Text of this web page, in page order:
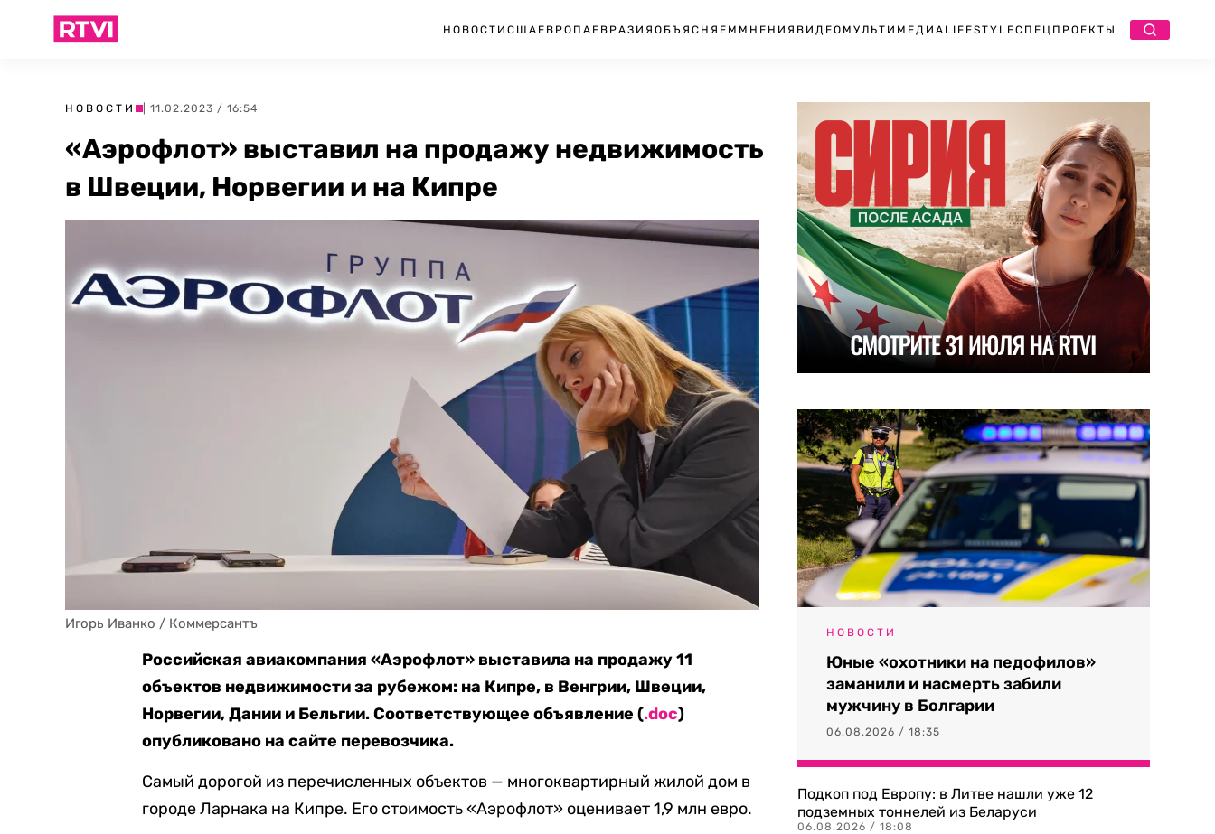
НОВОСТИ США ЕВРОПА ЕВРАЗИЯ ОБЪЯСНЯЕМ МНЕНИЯ ВИДЕО МУЛЬТИМЕДИА LIFESTYLEСПЕЦПРОЕКТЫ
НОВОСТИ | 11.02.2023 / 16:54
«Аэрофлот» выставил на продажу недвижимость
в Швеции, Норвегии и на Кипре
Игорь Иванко / Коммерсантъ
Российская авиакомпания «Аэрофлот» выставила на продажу 11
объектов недвижимости за рубежом: на Кипре, в Венгрии, Швеции,
Норвегии, Дании и Бельгии. Соответствующее объявление (.doc)
опубликовано на сайте перевозчика.
Самый дорогой из перечисленных объектов — многоквартирный жилой дом в
городе Ларнака на Кипре. Его стоимость «Аэрофлот» оценивает 1,9 млн евро.
НОВОСТИ
Юные «охотники на педофилов»
заманили и насмерть забили
мужчину в Болгарии
06.08.2026 / 18:35
Подкоп под Европу: в Литве нашли уже 12
подземных тоннелей из Беларуси
06.08.2026 / 18:08